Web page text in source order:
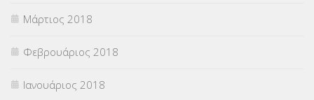
Μάρτιος 2018
Φεβρουάριος 2018
Ιανουάριος 2018